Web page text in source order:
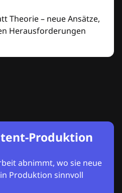
Theorie – neue Ansätze,
Herausforderungen
Produktion
abnimmt, wo sie neue
Produktion sinnvoll